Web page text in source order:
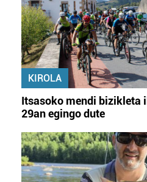
KIROLA
Itsasoko mendi bizikleta
29an egingo dute